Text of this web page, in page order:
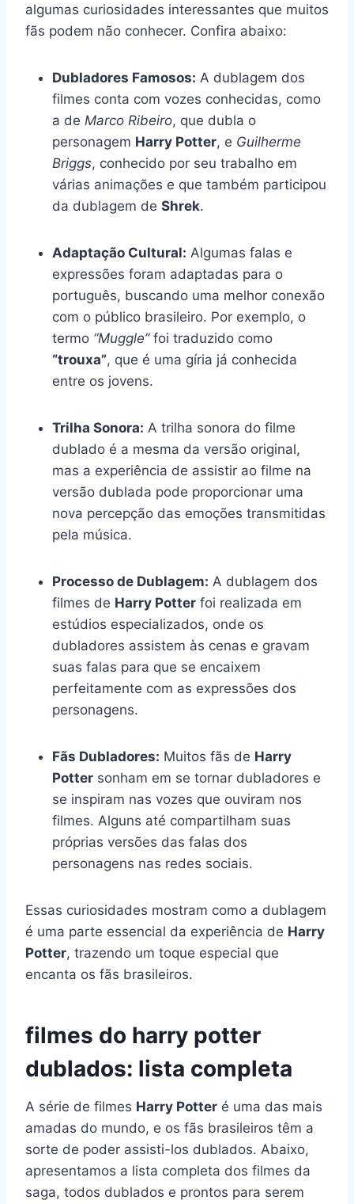
algumas curiosidades interessantes que muitos
fãs podem não conhecer. Confira abaixo:
Dubladores Famosos: A dublagem dos
filmes conta com vozes conhecidas, como
a de Marco Ribeiro, que dubla o
personagem Harry Potter, e Guilherme
Briggs, conhecido por seu trabalho em
várias animações e que também participou
da dublagem de Shrek.
Adaptação Cultural: Algumas falas e
expressões foram adaptadas para o
português, buscando uma melhor conexão
com o público brasileiro. Por exemplo, o
termo “Muggle”foi traduzido como
“trouxa”, que é uma gíria já conhecida
entre os jovens.
Trilha Sonora: A trilha sonora do filme
dublado é a mesma da versão original,
mas a experiência de assistir ao filme na
versão dublada pode proporcionar uma
nova percepção das emoções transmitidas
pela música.
Processo de Dublagem: A dublagem dos
filmes de Harry Potter foi realizada em
estúdios especializados, onde os
dubladores assistem às cenas e gravam
suas falas para que se encaixem
perfeitamente com as expressões dos
personagens.
Fãs Dubladores: Muitos fãs de Harry
Potter sonham em se tornar dubladores e
se inspiram nas vozes que ouviram nos
filmes. Alguns até compartilham suas
próprias versões das falas dos
personagens nas redes sociais.
Essas curiosidades mostram como a dublagem
é uma parte essencial da experiência de Harry
Potter, trazendo um toque especial que
encanta os fãs brasileiros.
filmes do harry potter
dublados: lista completa
A série de filmes Harry Potter é uma das mais
amadas do mundo, e os fãs brasileiros têm a
sorte de poder assisti-los dublados. Abaixo,
apresentamos a lista completa dos filmes da
saga, todos dublados e prontos para serem